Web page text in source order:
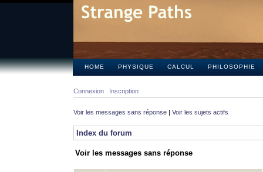
HOME PHYSIQUE CALCUL PHILOSOPHIE
Connexion Inscription
Voir les messages sans réponse | Voir les sujets actifs
Index du forum
Voir les messages sans réponse